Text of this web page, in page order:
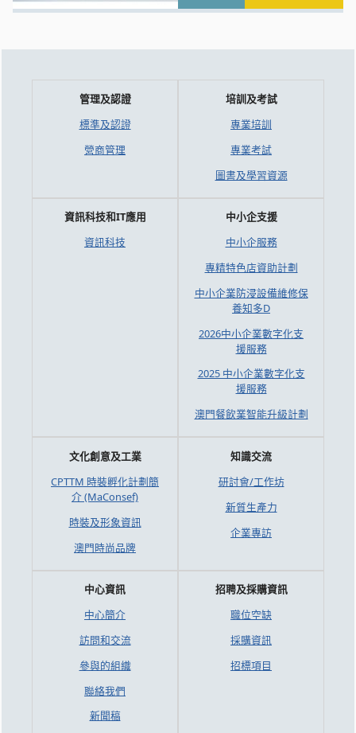
管理及認證
標準及認證
營商管理
培訓及考試
專業培訓
專業考試
圖書及學習資源
資訊科技和IT應用
資訊科技
中小企支援
中小企服務
專精特色店資助計劃
中小企業防浸設備維修保
養知多D
2026中小企業數字化支
援服務
2025 中小企業數字化支
援服務
澳門餐飲業智能升級計劃
文化創意及工業
CPTTM 時裝孵化計劃簡
介 (MaConsef)
時裝及形象資訊
澳門時尚品牌
知識交流
研討會/工作坊
新質生產力
企業專訪
中心資訊
中心簡介
訪問和交流
參與的組織
聯絡我們
新聞稿
招聘及採購資訊
職位空缺
採購資訊
招標項目